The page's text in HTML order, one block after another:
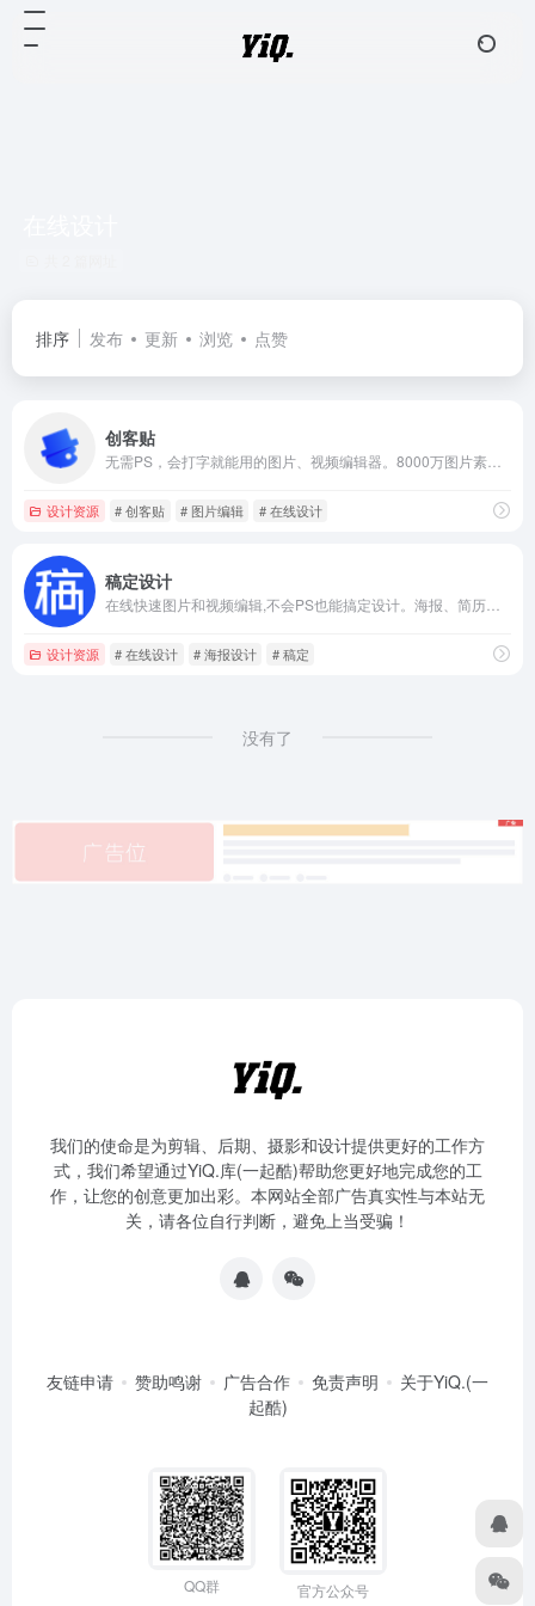
排序 发布 更新 浏览 点赞
创客贴
设计资源 # 创客贴 # 图片编辑 # 在线设计
稿定设计
设计资源 # 在线设计 # 海报设计 # 稿定
没有了
我们的使命是为剪辑、后期、摄影和设计提供更好的工作方
式，我们希望通过YiQ.库(一起酷)帮助您更好地完成您的工
作，让您的创意更加出彩。本网站全部广告真实性与本站无
关，请各位自行判断，避免上当受骗！
友链申请 赞助鸣谢 广告合作 免责声明
关于YiQ.(一
起酷)
QQ群 官方公众号